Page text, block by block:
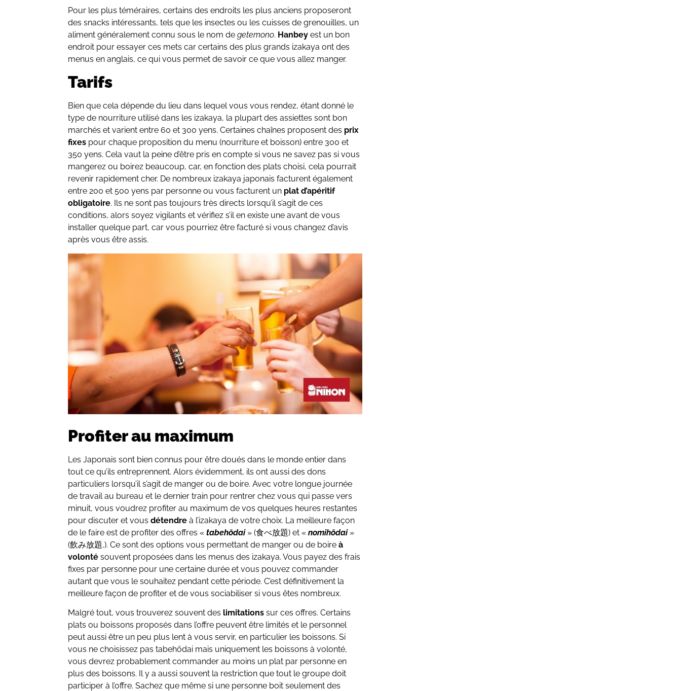
Pour les plus téméraires, certains des endroits les plus anciens proposeront
des snacks intéressants, tels que les insectes ou les cuisses de grenouilles, un
aliment généralement connu sous le nom degetemono. Hanbey est un bon
endroit pour essayer ces mets car certains des plus grands izakaya ont des
menus en anglais, ce qui vous permet de savoir ce que vous allez manger.
Tarifs
Bien que cela dépende du lieu dans lequel vous vous rendez, étant donné le
type de nourriture utilisé dans les izakaya, la plupart des assiettes sont bon
marchés et varient entre 60 et 300 yens. Certaines chaînes proposent des prix
fixes pour chaque proposition du menu (nourriture et boisson) entre 300 et
350 yens. Cela vaut la peine d’être pris en compte si vous ne savez pas si vous
mangerez ou boirez beaucoup, car, en fonction des plats choisi, cela pourrait
revenir rapidement cher. De nombreux izakaya japonais facturent également
entre 200 et 500 yens par personne ou vous facturent un plat d’apéritif
obligatoire. Ils ne sont pas toujours très directs lorsqu’il s’agit de ces
conditions, alors soyez vigilants et vérifiez s’il en existe une avant de vous
installer quelque part, car vous pourriez être facturé si vous changez d’avis
après vous être assis.
Profiter au maximum
Les Japonais sont bien connus pour être doués dans le monde entier dans
tout ce qu’ils entreprennent. Alors évidemment, ils ont aussi des dons
particuliers lorsqu’il s’agit de manger ou de boire. Avec votre longue journée
de travail au bureau et le dernier train pour rentrer chez vous qui passe vers
minuit, vous voudrez profiter au maximum de vos quelques heures restantes
pour discuter et vousdétendre à l’izakaya de votre choix. La meilleure façon
de le faire est de profiter des offres «tabehōdai » (食べ放題) et «nomihōdai »
(飲み放題,). Ce sont des options vous permettant de manger ou de boireà
volonté souvent proposées dans les menus des izakaya. Vous payez des frais
fixes par personne pour une certaine durée et vous pouvez commander
autant que vous le souhaitez pendant cette période. C’est définitivement la
meilleure façon de profiter et de vous sociabiliser si vous êtes nombreux.
Malgré tout, vous trouverez souvent des limitations sur ces offres. Certains
plats ou boissons proposés dans l’offre peuvent être limités et le personnel
peut aussi être un peu plus lent à vous servir, en particulier les boissons. Si
vous ne choisissez pas tabehōdai mais uniquement les boissons à volonté,
vous devrez probablement commander au moins un plat par personne en
plus des boissons. Il y a aussi souvent la restriction que tout le groupe doit
participer à l’offre. Sachez que même si une personne boit seulement des